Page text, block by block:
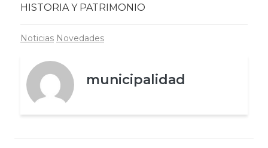
HISTORIA Y PATRIMONIO
Noticias Novedades
municipalidad